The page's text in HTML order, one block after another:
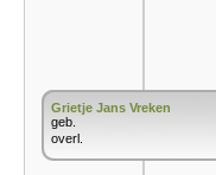
Grietje Jans Vreken
geb.
overl.